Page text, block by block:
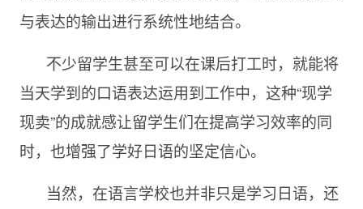
与表达的输出进行系统性地结合。
不少留学生甚至可以在课后打工时，就能将
当天学到的口语表达运用到工作中，这种“现学
现卖”的成就感让留学生们在提高学习效率的同
时，也增强了学好日语的坚定信心。
当然，在语言学校也并非只是学习日语，还